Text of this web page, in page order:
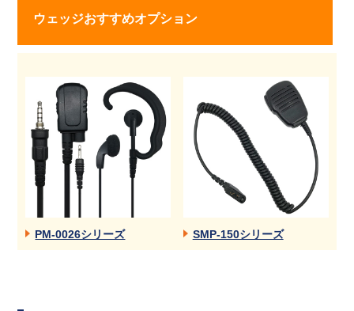
ウェッジおすすめオプション
PM-0026シリーズ SMP-150シリーズ